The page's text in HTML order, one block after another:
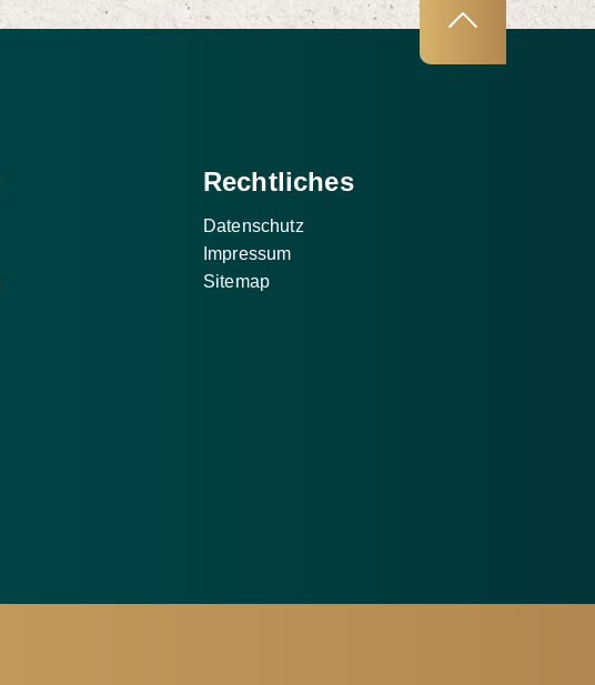
Rechtliches
Datenschutz
Impressum
Sitemap